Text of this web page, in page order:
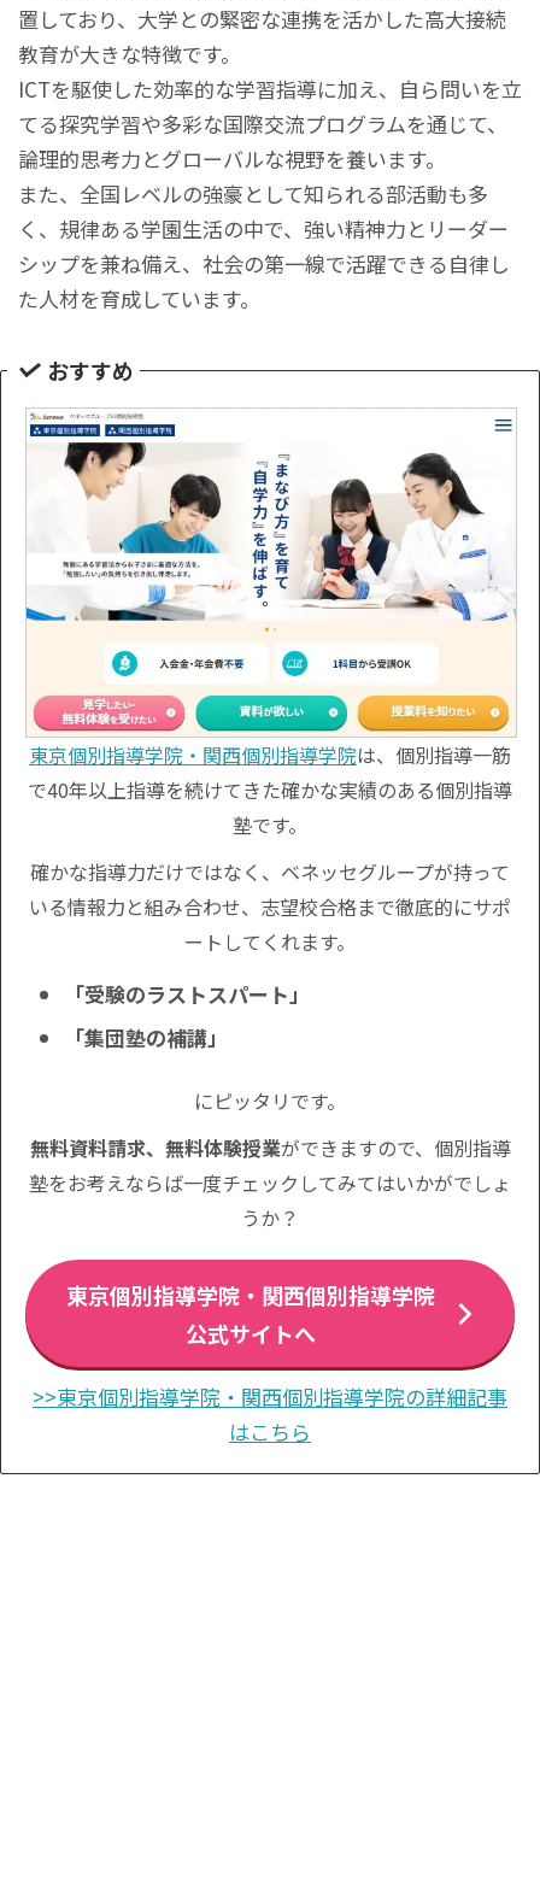
置しており、大学との緊密な連携を活かした高大接続
教育が大きな特徴です。
ICTを駆使した効率的な学習指導に加え、自ら問いを立
てる探究学習や多彩な国際交流プログラムを通じて、
論理的思考力とグローバルな視野を養います。
また、全国レベルの強豪として知られる部活動も多
く、規律ある学園生活の中で、強い精神力とリーダー
シップを兼ね備え、社会の第一線で活躍できる自律し
た人材を育成しています。
おすすめ
東京個別指導学院・関西個別指導学院は、個別指導一筋
で40年以上指導を続けてきた確かな実績のある個別指導
塾です。
確かな指導力だけではなく、ベネッセグループが持って
いる情報力と組み合わせ、志望校合格まで徹底的にサポ
ートしてくれます。
「受験のラストスパート」
「集団塾の補講」
にピッタリです。
無料資料請求、無料体験授業ができますので、個別指導
塾をお考えならば一度チェックしてみてはいかがでしょ
うか？
東京個別指導学院・関西個別指導学院
公式サイトへ
>>東京個別指導学院・関西個別指導学院の詳細記事
はこちら